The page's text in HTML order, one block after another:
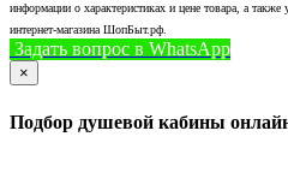
информации о характеристиках и цене товара, а
интернет-магазина ШопБыт.рф.
Задать вопрос в WhatsApp
×
Подбор душевой кабины